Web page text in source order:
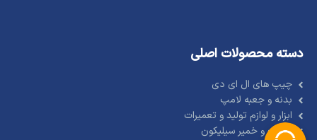
دسته محصولات اصلی
چیپ های ال ای دی
بدنه و جعبه لامپ
ابزار و لوازم تولید و تعمیرات
چسب و خمیر سیلیکون